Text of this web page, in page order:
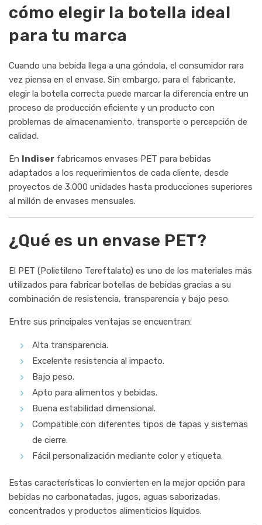
cómo elegir la botella ideal
para tu marca
Cuando una bebida llega a una góndola, el consumidor rara
vez piensa en el envase. Sin embargo, para el fabricante,
elegir la botella correcta puede marcar la diferencia entre un
proceso de producción eficiente y un producto con
problemas de almacenamiento, transporte o percepción de
calidad.
En Indiser fabricamos envases PET para bebidas
adaptados a los requerimientos de cada cliente, desde
proyectos de 3.000 unidades hasta producciones superiores
al millón de envases mensuales.
¿Qué es un envase PET?
El PET (Polietileno Tereftalato) es uno de los materiales más
utilizados para fabricar botellas de bebidas gracias a su
combinación de resistencia, transparencia y bajo peso.
Entre sus principales ventajas se encuentran:
Alta transparencia.
Excelente resistencia al impacto.
Bajo peso.
Apto para alimentos y bebidas.
Buena estabilidad dimensional.
Compatible con diferentes tipos de tapas y sistemas
de cierre.
Fácil personalización mediante color y etiqueta.
Estas características lo convierten en la mejor opción para
bebidas no carbonatadas, jugos, aguas saborizadas,
concentrados y productos alimenticios líquidos.